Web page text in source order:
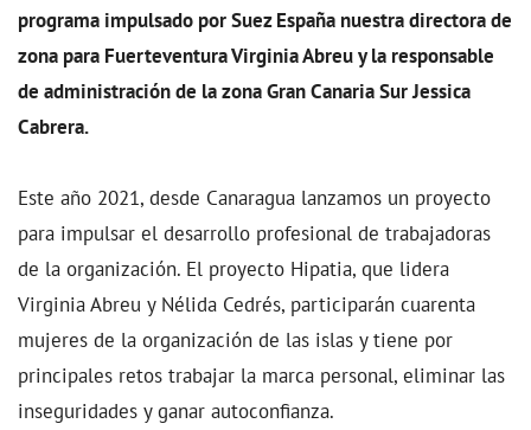
programa impulsado por Suez España nuestra directora de
zona para Fuerteventura Virginia Abreu y la responsable
de administración de la zona Gran Canaria Sur Jessica
Cabrera.
Este año 2021, desde Canaragua lanzamos un proyecto
para impulsar el desarrollo profesional de trabajadoras
de la organización. El proyecto Hipatia, que lidera
Virginia Abreu y Nélida Cedrés, participarán cuarenta
mujeres de la organización de las islas y tiene por
principales retos trabajar la marca personal, eliminar las
inseguridades y ganar autoconfianza.